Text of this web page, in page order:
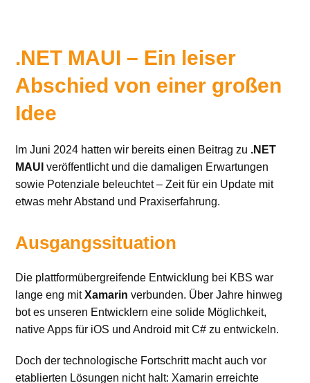
.NET MAUI – Ein leiser
Abschied von einer großen
Idee
Im Juni 2024 hatten wir bereits einen Beitrag zu .NET
MAUI veröffentlicht und die damaligen Erwartungen
sowie Potenziale beleuchtet – Zeit für ein Update mit
etwas mehr Abstand und Praxiserfahrung.
Ausgangssituation
Die plattformübergreifende Entwicklung bei KBS war
lange eng mitXamarin verbunden. Über Jahre hinweg
bot es unseren Entwicklern eine solide Möglichkeit,
native Apps für iOS und Android mit C# zu entwickeln.
Doch der technologische Fortschritt macht auch vor
etablierten Lösungen nicht halt: Xamarin erreichte